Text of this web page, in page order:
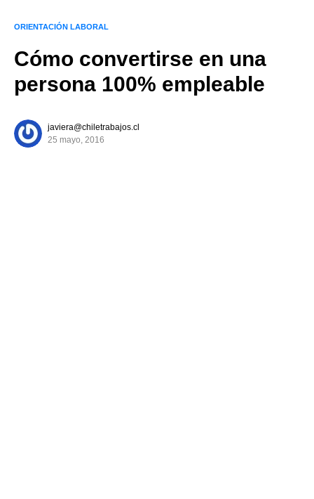
ORIENTACIÓN LABORAL
Cómo convertirse en una
persona 100% empleable
javiera@chiletrabajos.cl
25 mayo, 2016